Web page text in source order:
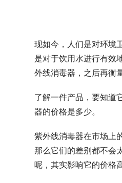
现如今，人们是对环境
是对于饮用水进行有效
外线消毒器，之后再衡
了解一件产品，要知道
器的价格是多少。
紫外线消毒器在市场上
那么它们的差别都不会
呢，其实影响它的价格